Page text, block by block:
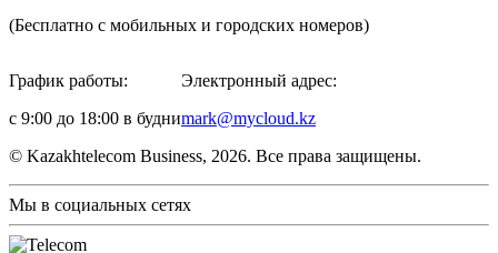
(Бесплатно с мобильных и городских номеров)
График работы:
с 9:00 до 18:00 в будни
Электронный адрес:
mark@mycloud.kz
© Kazakhtelecom Business, 2026. Все права защищены.
Мы в социальных сетях